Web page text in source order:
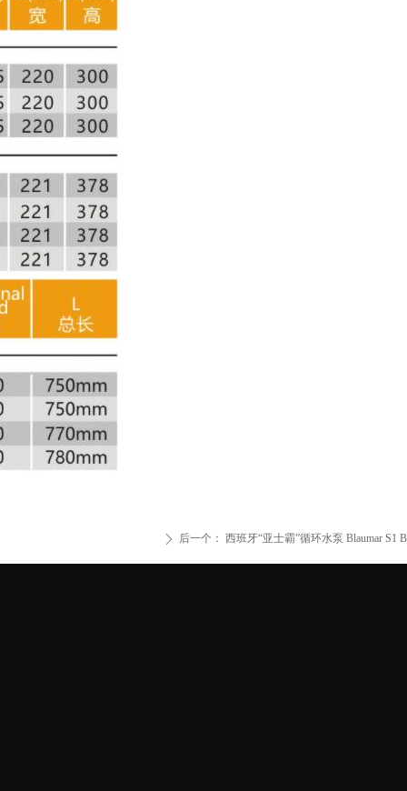
ꄲ 后一个： 西班牙“亚士霸”循环水泵 Blaumar S1